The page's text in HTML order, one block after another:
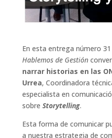
En esta entrega número
Hablemos de Gestión
narrar historias en las
Urrea, Coordinadora
especialista en
sobre Storytelling.
Esta forma de comunicar
a nuestra estrategia de